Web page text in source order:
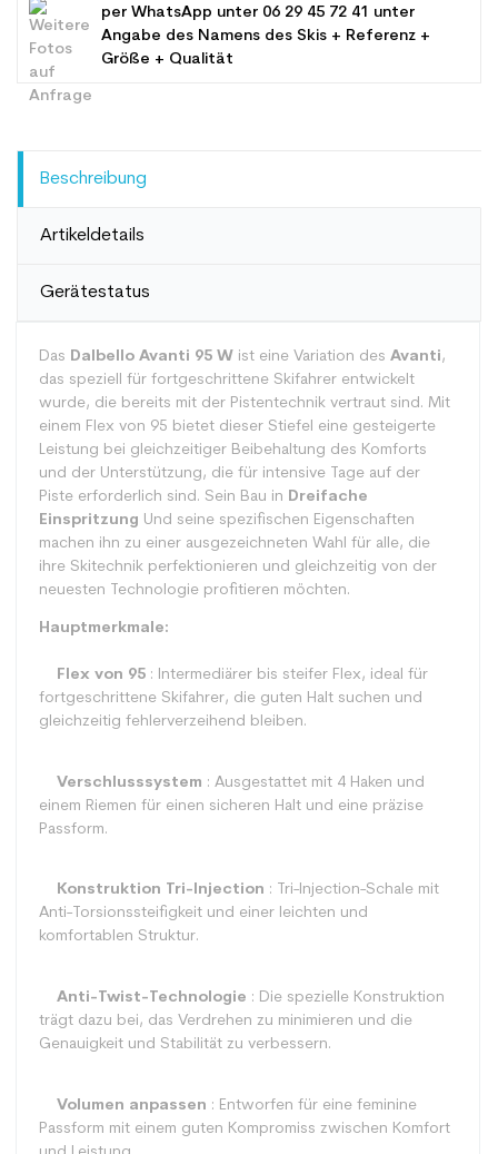
per WhatsApp unter 06 29 45 72 41 unter
Angabe des Namens des Skis + Referenz +
Größe + Qualität
Beschreibung
Artikeldetails
Gerätestatus
Das Dalbello Avanti 95 W ist eine Variation des Avanti,
das speziell für fortgeschrittene Skifahrer entwickelt
wurde, die bereits mit der Pistentechnik vertraut sind. Mit
einem Flex von 95 bietet dieser Stiefel eine gesteigerte
Leistung bei gleichzeitiger Beibehaltung des Komforts
und der Unterstützung, die für intensive Tage auf der
Piste erforderlich sind. Sein Bau in Dreifache
Einspritzung Und seine spezifischen Eigenschaften
machen ihn zu einer ausgezeichneten Wahl für alle, die
ihre Skitechnik perfektionieren und gleichzeitig von der
neuesten Technologie profitieren möchten.
Hauptmerkmale:
Flex von 95 : Intermediärer bis steifer Flex, ideal für
fortgeschrittene Skifahrer, die guten Halt suchen und
gleichzeitig fehlerverzeihend bleiben.
Verschlusssystem : Ausgestattet mit 4 Haken und
einem Riemen für einen sicheren Halt und eine präzise
Passform.
Konstruktion Tri-Injection : Tri-Injection-Schale mit
Anti-Torsionssteifigkeit und einer leichten und
komfortablen Struktur.
Anti-Twist-Technologie : Die spezielle Konstruktion
trägt dazu bei, das Verdrehen zu minimieren und die
Genauigkeit und Stabilität zu verbessern.
Volumen anpassen : Entworfen für eine feminine
Passform mit einem guten Kompromiss zwischen Komfort